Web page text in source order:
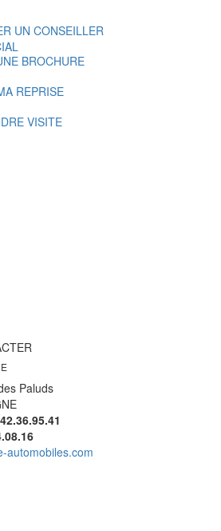
UN CONSEILLER
BROCHURE
REPRISE
VISITE
Paluds
automobiles.com